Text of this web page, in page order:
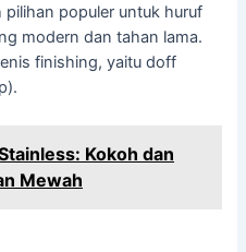
pilihan populer untuk huruf
modern dan tahan lama.
finishing, yaitu doff
Kokoh dan
Mewah